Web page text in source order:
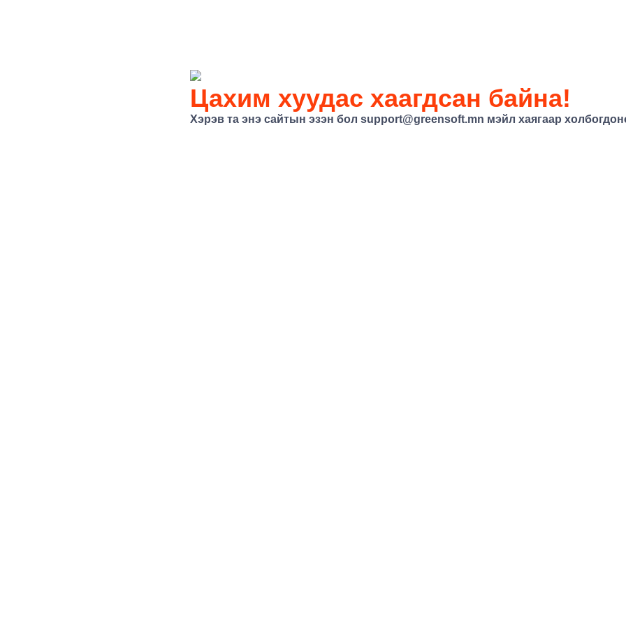
Цахим хуудас хаагдсан байна!
Хэрэв та энэ сайтын эзэн бол support@greensoft.mn мэйл хаягаар